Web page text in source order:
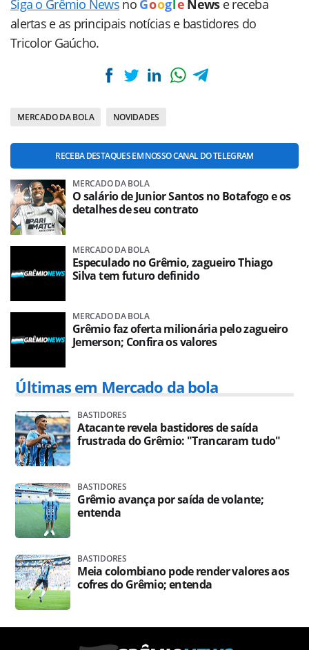
Siga o Grêmio News no Goog le News e receba
alertas e as principais notícias e bastidores do
Tricolor Gaúcho.
MERCADO DA BOLA NOVIDADES
RECEBA DESTAQUES EM NOSSO CANAL DO TELEGRAM
MERCADO DA BOLA
O salário de Junior Santos no Botafogo e os
detalhes de seu contrato
MERCADO DA BOLA
Especulado no Grêmio, zagueiro Thiago
Silva tem futuro definido
MERCADO DA BOLA
Grêmio faz oferta milionária pelo zagueiro
Jemerson; Confira os valores
Últimas em Mercado da bola
BASTIDORES
Atacante revela bastidores de saída
frustrada do Grêmio: "Trancaram tudo"
BASTIDORES
Grêmio avança por saída de volante;
entenda
BASTIDORES
Meia colombiano pode render valores aos
cofres do Grêmio; entenda